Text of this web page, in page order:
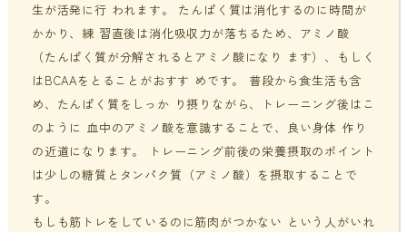
生が活発に行 われます。 たんぱく質は消化するのに時間が
かかり、練 習直後は消化吸収力が落ちるため、アミノ酸
（たんぱく質が分解されるとアミノ酸になり ます）、もしく
はBCAAをとることがおすす めです。 普段から食生活も含
め、たんぱく質をしっか り摂りながら、トレーニング後はこ
のように 血中のアミノ酸を意識することで、良い身体 作り
の近道になります。 トレーニング前後の栄養摂取のポイント
は少しの糖質とタンパク質（アミノ酸）を摂取することで
す。
もしも筋トレをしているのに筋肉がつかない という人がいれ